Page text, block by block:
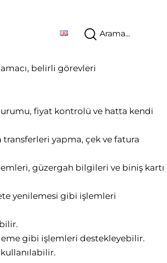
belirli görevleri
fiyat kontrolü ve hatta kendi
yapma, çek ve fatura
güzergah bilgileri ve biniş kartı
yenilemesi gibi işlemleri
gibi işlemleri destekleyebilir.